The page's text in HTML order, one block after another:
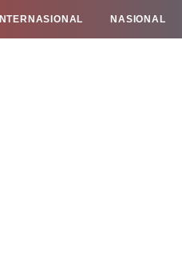
INTERNASIONAL NASIONAL